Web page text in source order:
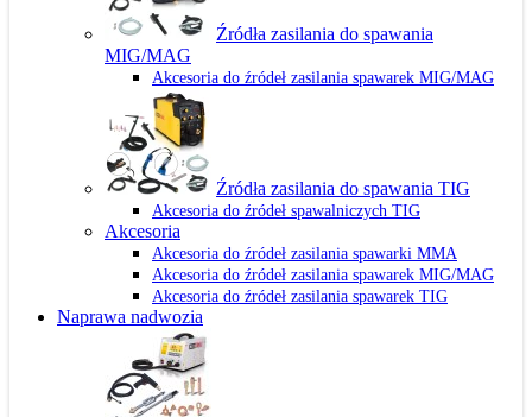
Źródła zasilania do spawania
MIG/MAG
Akcesoria do źródeł zasilania spawarek MIG/MAG
Źródła zasilania do spawania TIG
Akcesoria do źródeł spawalniczych TIG
Akcesoria
Akcesoria do źródeł zasilania spawarki MMA
Akcesoria do źródeł zasilania spawarek MIG/MAG
Akcesoria do źródeł zasilania spawarek TIG
Naprawa nadwozia